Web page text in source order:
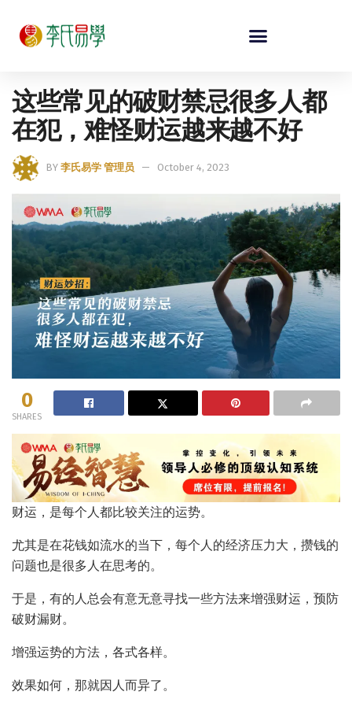
这些常见的破财禁忌很多人都
在犯，难怪财运越来越不好
BY 李氏易学 管理员 October 4, 2023
0
SHARES
财运，是每个人都比较关注的运势。
尤其是在花钱如流水的当下，每个人的经济压力大，攒钱的
问题也是很多人在思考的。
于是，有的人总会有意无意寻找一些方法来增强财运，预防
破财漏财。
增强运势的方法，各式各样。
效果如何，那就因人而异了。